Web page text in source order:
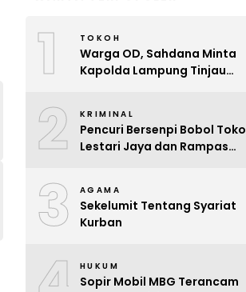
1 TOKOH
Warga OD, Sahdana Minta
Kapolda Lampung Tinjau
2 KRIMINAL
Pencuri Bersenpi Bobol Toko
Lestari Jaya dan Rampas
3 AGAMA
Sekelumit Tentang Syariat
Kurban
HUKUM
Sopir Mobil MBG Terancam